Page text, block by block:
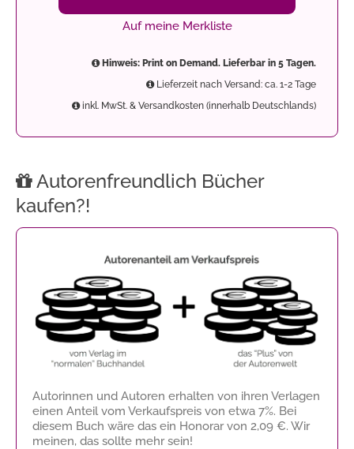
Auf meine Merkliste
Hinweis: Print on Demand. Lieferbar in 5 Tagen.
Lieferzeit nach Versand: ca. 1-2 Tage
inkl. MwSt. & Versandkosten (innerhalb Deutschlands)
Autorenfreundlich Bücher
kaufen?!
Autorinnen und Autoren erhalten von ihren Verlagen
einen Anteil vom Verkaufspreis von etwa 7%. Bei
diesem Buch wäre das ein Honorar von 2,09 €. Wir
meinen, das sollte mehr sein!